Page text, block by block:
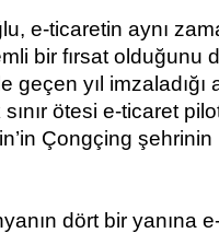
e-ticaretin aynı
bir fırsat olduğunu
geçen yıl
ötesi e-ticaret
Çongçing
dört bir yanına